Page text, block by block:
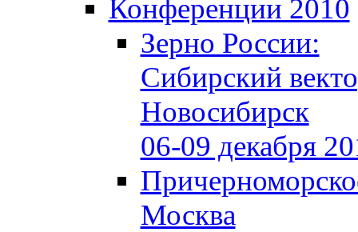
Конференции 2010
Зерно России:
Сибирский
Новосибирск
06-09 декабря
Москва